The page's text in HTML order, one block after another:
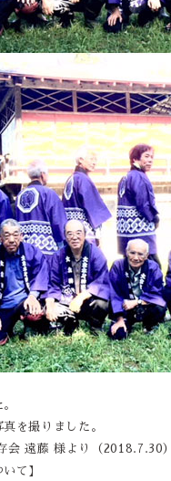
を撮りました。
会 遠藤 様より（2018.7.30）
て】